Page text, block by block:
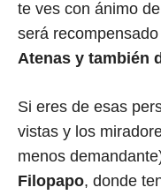
te ves con ánimo
será
Atenas y también
Si eres de esas
vistas y los
menos
Filopapo, donde